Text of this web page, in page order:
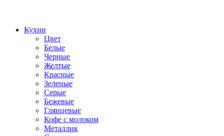
Кухни
Цвет
Белые
Черные
Желтые
Красные
Зеленые
Серые
Бежевые
Глянцевые
Кофе с молоком
Металлик